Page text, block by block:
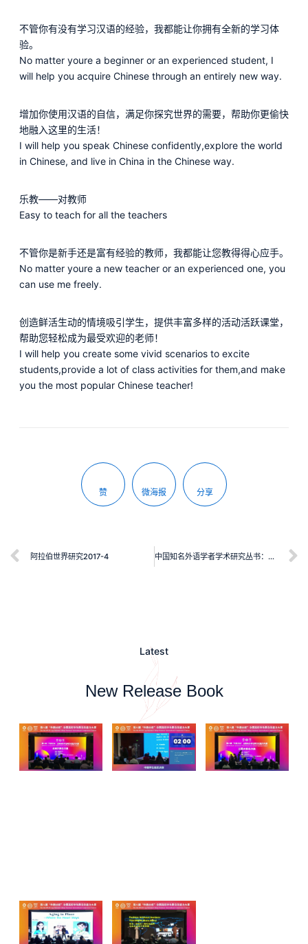
不管你有没有学习汉语的经验，我都能让你拥有全新的学习体
验。
No matter youre a beginner or an experienced student, I
will help you acquire Chinese through an entirely new way.
增加你使用汉语的自信，满足你探究世界的需要，帮助你更偷快
地融入这里的生活！
I will help you speak Chinese confidently,explore the world
in Chinese, and live in China in the Chinese way.
乐教——对教师
Easy to teach for all the teachers
不管你是新手还是富有经验的教师，我都能让您教得得心应手。
No matter youre a new teacher or an experienced one, you
can use me freely.
创造鲜活生动的情境吸引学生，提供丰富多样的活动活跃课堂，
帮助您轻松成为最受欢迎的老师！
I will help you create some vivid scenarios to excite
students,provide a lot of class activities for them,and make
you the most popular Chinese teacher!
赞 微海报 分享
阿拉伯世界研究2017-4 中国知名外语学者学术研究丛书：何自然学术研究文集
Latest
New Release Book